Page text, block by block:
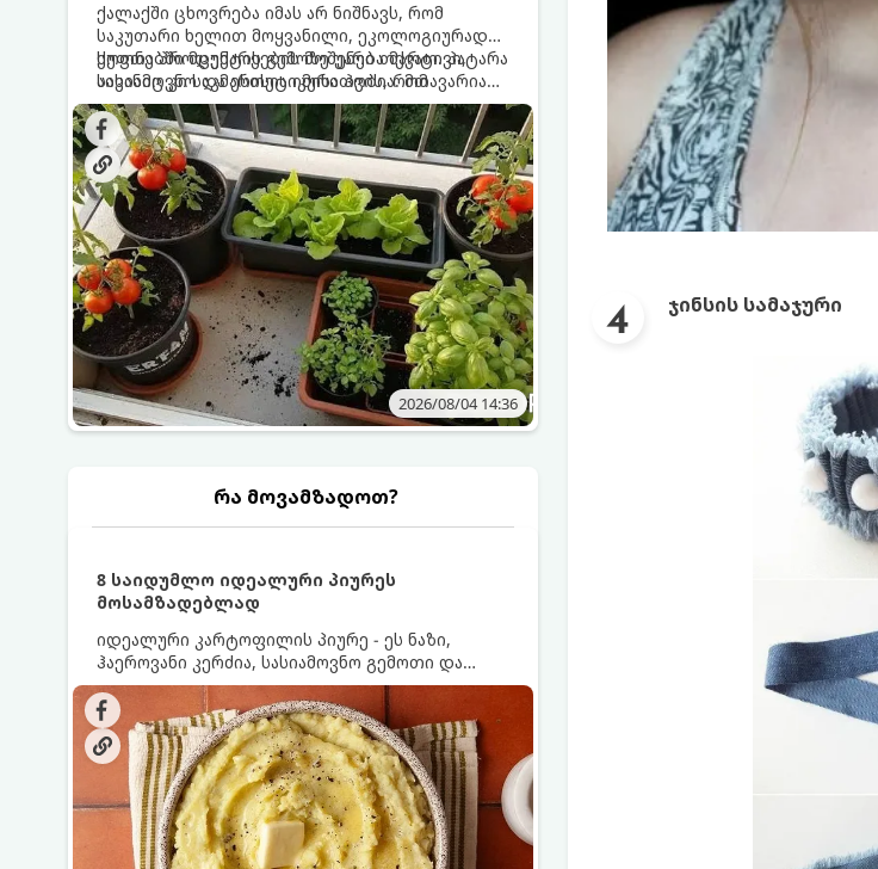
ქალაქში ცხოვრება იმას არ ნიშნავს, რომ
საკუთარი ხელით მოყვანილი, ეკოლოგიურად
სუფთა პროდუქტის გემოზე უარი თქვათ. პატარა
აივანიც კი საკმარისია იმისათვის, რომ
მოიწყოთ მინი-ბოსტანი, საიდანაც
ყოველდღიურად ახალ, არომატულ მწვანილსა
და ბოსტნეულს მოკრეფთ.
ქოთნებში მცენარეების მოშენება მარტივი,
სასიამოვნო და ესთეტიკური ჰობია. მთავარია
იცოდეთ, რომელი კულტურები ეგუებიან
ქოთნის პირობებს ყველაზე კარგად და როგორ
მოუაროთ მათ სწორად.
2026/08/04 14:36
რა მოვამზადოთ?
8 საიდუმლო იდეალური პიურეს
მოსამზადებლად
იდეალური კარტოფილის პიურე - ეს ნაზი,
ჰაეროვანი კერძია, სასიამოვნო გემოთი და
ნაღების-მოყვითალო ფერით. მისი მომზადება
ძალიან მარტივია, მაგრამ არსებობს რამდენიმე
საიდუმლო, რომლებიც უნდა იცოდეთ, რომ
პიურე იდეალურად გემრიელი გამოვიდეს.
ჯინსის სამაჯური